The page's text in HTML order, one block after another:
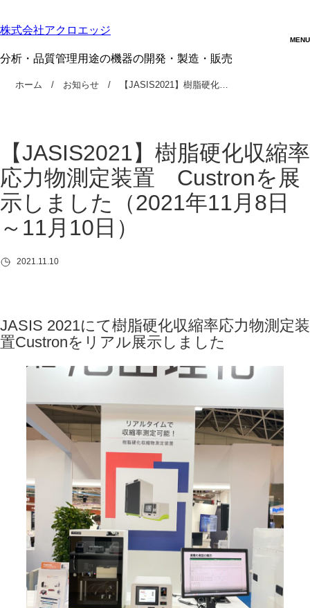
株式会社アクロエッジ
分析・品質管理用途の機器の開発・製造・販売
ホーム お知らせ 【JASIS2021】樹脂硬化…
【JASIS2021】樹脂硬化収縮率
応力物測定装置 Custronを展
示しました（2021年11月8日
～11月10日）
2021.11.10
JASIS 2021にて樹脂硬化収縮率応力物測定装
置Custronをリアル展示しました